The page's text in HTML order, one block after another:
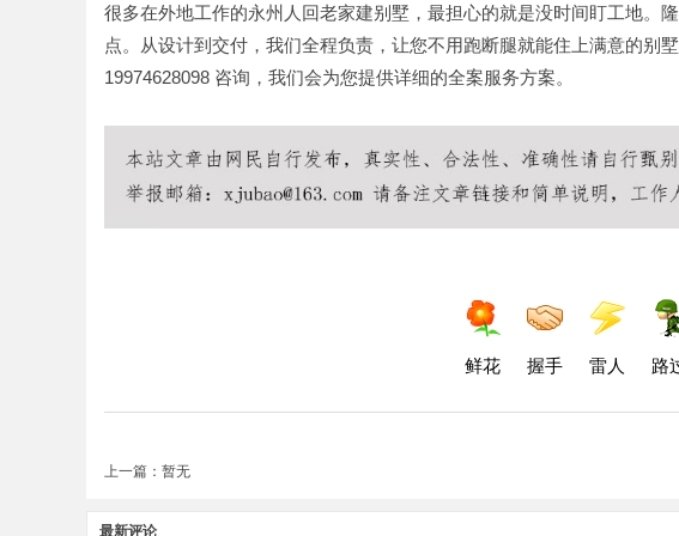
很多在外地工作的永州人回老家建别墅，最担心的就是没时间盯工地。
点。从设计到交付，我们全程负责，让您不用跑断腿就能住上满意的别
19974628098 咨询，我们会为您提供详细的全案服务方案。
鲜花 握手 雷人 路
上一篇：暂无
最新评论